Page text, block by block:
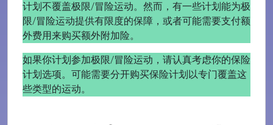
计划不覆盖极限/冒险运动。然而，有一些计划能为极
限/冒险运动提供有限度的保障，或者可能需要支付额
外费用来购买额外附加险。
如果你计划参加极限/冒险运动，请认真考虑你的保险
计划选项。可能需要分开购买保险计划以专门覆盖这
些类型的运动。